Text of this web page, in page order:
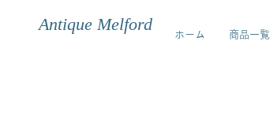
ホーム 商品一覧
Antique Melford